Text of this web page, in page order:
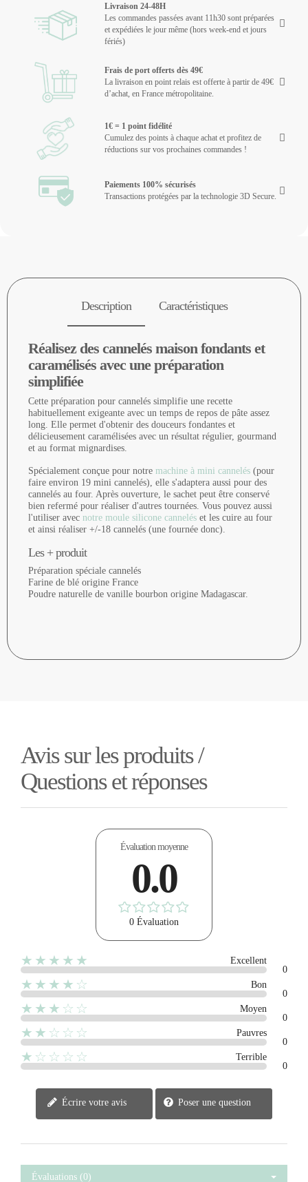
Livraison 24-48H
Les commandes passées avant 11h30 sont préparées
et expédiées le jour même (hors week-end et jours
fériés)
Frais de port offerts dès 49€
La livraison en point relais est offerte à partir de 49€
d’achat, en France métropolitaine.
1€ = 1 point fidélité
Cumulez des points à chaque achat et profitez de
réductions sur vos prochaines commandes !
Paiements 100% sécurisés
Transactions protégées par la technologie 3D Secure.
Description Caractéristiques
Réalisez des cannelés maison fondants et
caramélisés avec une préparation
simplifiée
Cette préparation pour cannelés simplifie une recette
habituellement exigeante avec un temps de repos de pâte assez
long. Elle permet d'obtenir des douceurs fondantes et
délicieusement caramélisées avec un résultat régulier, gourmand
et au format mignardises.
Spécialement conçue pour notre machine à mini cannelés (pour
faire environ 19 mini cannelés), elle s'adaptera aussi pour des
cannelés au four. Après ouverture, le sachet peut être conservé
bien refermé pour réaliser d'autres tournées. Vous pouvez aussi
l'utiliser avec notre moule silicone cannelés et les cuire au four
et ainsi réaliser +/-18 cannelés (une fournée donc).
Les + produit
Préparation spéciale cannelés
Farine de blé origine France
Poudre naturelle de vanille bourbon origine Madagascar.
Avis sur les produits /
Questions et réponses
Évaluation moyenne
0.0
0 Évaluation
★★★★★
Excellent
0
★★★★☆
Bon
0
★★★☆☆
Moyen
0
★★☆☆☆
Pauvres
0
★☆☆☆☆
Terrible
0
Écrire votre avis Poser une question
Évaluations (0)